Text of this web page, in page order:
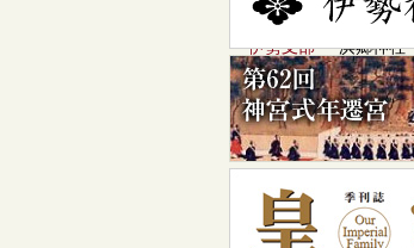
content/themes/
–伊勢支部– 浜郷神社